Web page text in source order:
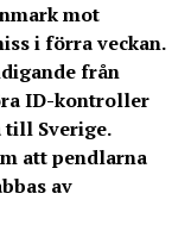
mot
i förra veckan.
från
ID-kontroller
till Sverige.
att pendlarna
av